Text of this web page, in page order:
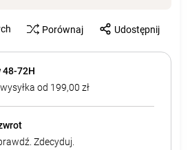
Porównaj Udostępnij
48-72H
od 199,00 zł
Zdecyduj.